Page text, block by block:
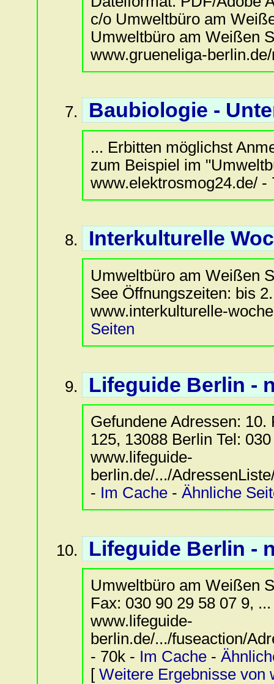
c/o Umweltbüro am
Umweltbüro am Weißen
www.grueneliga-
Baubiologie -
... Erbitten möglichst
zum Beispiel im
www.elektrosmog24.de/
Interkulturelle
Umweltbüro am Weißen
See Öffnungszeiten: bis
www.interkulturelle-
Seiten
Lifeguide Berlin -
Gefundene Adressen:
125, 13088 Berlin Tel:
www.lifeguide-
berlin.de/.../
- Im Cache - Ähnliche
Lifeguide Berlin -
Umweltbüro am Weißen
Fax: 030 90 29 58 07 9, ...
www.lifeguide-
berlin.de/.../fuseaction/
- 70k - Im Cache -
[ Weitere Ergebnisse von